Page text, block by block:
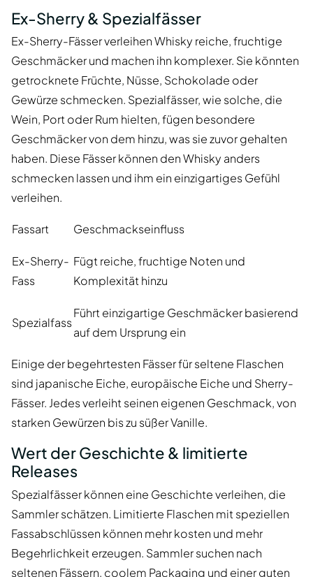
Ex-Sherry & Spezialfässer
Ex-Sherry-Fässer verleihen Whisky reiche, fruchtige
Geschmäcker und machen ihn komplexer. Sie könnten
getrocknete Früchte, Nüsse, Schokolade oder
Gewürze schmecken. Spezialfässer, wie solche, die
Wein, Port oder Rum hielten, fügen besondere
Geschmäcker von dem hinzu, was sie zuvor gehalten
haben. Diese Fässer können den Whisky anders
schmecken lassen und ihm ein einzigartiges Gefühl
verleihen.
Fassart Geschmackseinfluss
Ex-Sherry-
Fass
Fügt reiche, fruchtige Noten und
Komplexität hinzu
Spezialfass
Führt einzigartige Geschmäcker basierend
auf dem Ursprung ein
Einige der begehrtesten Fässer für seltene Flaschen
sind japanische Eiche, europäische Eiche und Sherry-
Fässer. Jedes verleiht seinen eigenen Geschmack, von
starken Gewürzen bis zu süßer Vanille.
Wert der Geschichte & limitierte
Releases
Spezialfässer können eine Geschichte verleihen, die
Sammler schätzen. Limitierte Flaschen mit speziellen
Fassabschlüssen können mehr kosten und mehr
Begehrlichkeit erzeugen. Sammler suchen nach
seltenen Fässern, coolem Packaging und einer guten